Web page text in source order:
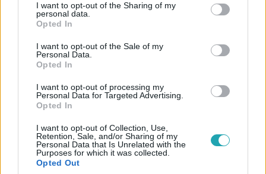
not limited to your visit or usage behaviour. You may click to
grant or deny consent to Google and its third-party tags to
use your data for below specified purposes in below Google
consent section.
I want to opt-out of the Sharing of my
personal data.
Opted In
I want to opt-out of the Sale of my
Personal Data.
Opted In
I want to opt-out of processing my
Personal Data for Targeted Advertising.
Opted In
I want to opt-out of Collection, Use,
Retention, Sale, and/or Sharing of my
Personal Data that Is Unrelated with the
Purposes for which it was collected.
Opted Out
Népszerű